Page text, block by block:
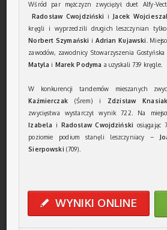
Wśród par mężczyzn zwyciężył duet Alfy-
Radosław Cwojdziński
iJacek
kręgli i wyprzedzili drugich leszczynian
Norbert Szymański i Adrian Kujawski
.
zawodów, zawodnicy Stowarzyszenia
Matyla i Marek Podyma a uzyskali 739 kręgle.
W konkurencji tandemów mieszanych
Kaźmierczak(Śrem) i Zdzisław Knasiak
zwycięstwa wystarczył wynik 722. Na
Izabela
i Radosław Cwojdziński osiągając
poziomie podium stanęli leszczyniacy –
Sierpowski (709).
✎ WYNIKI ONLINE